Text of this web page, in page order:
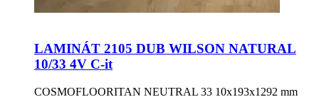
LAMINÁT 2105 DUB WILSON NATURAL
10/33 4V C-it
COSMOFLOORITAN NEUTRAL 33 10x193x1292 mm